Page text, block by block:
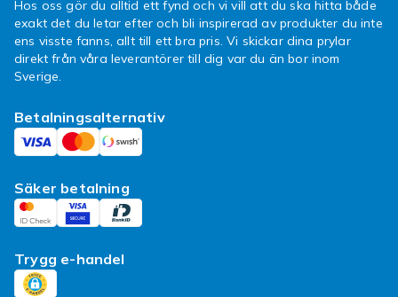
smycken,accessoarerochkepsar. Allt samlat
påModehos Fyndiq.
Hos oss gör du alltid ett fynd och vi vill att du ska hitta både
exakt det du letar efter och bli inspirerad av produkter du inte
ens visste fanns, allt till ett bra pris. Vi skickar dina prylar
direkt från våra leverantörer till dig var du än bor inom
Sverige.
Betalningsalternativ
Säker betalning
Trygg e-handel